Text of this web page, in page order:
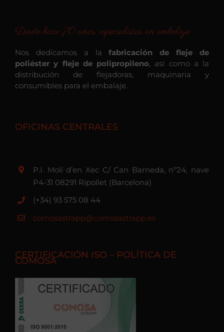
Desde hace 70 años, especialistas en embalaje
Nos dedicamos a lafabricación de fleje de
poliéster y fleje de polipropileno, así como a la
distribución de flejadoras, maquinaria y
consumibles para el embalaje.
OFICINAS CENTRALES
P.I. Molí d’en Xec C/ Can Barneda, nº24, nave
P4-31 08291 Ripollet (Barcelona)
(+34) 93 575 08 44
comosastrapp@comosastrapp.es
CERTIFICACIÓN ISO – POLÍTICA DE
COMOSA